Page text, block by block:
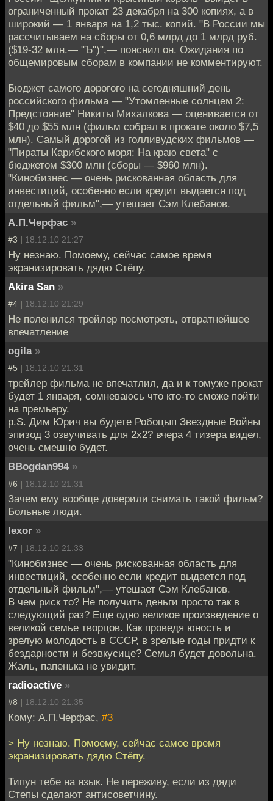
ограниченный прокат 23 декабря на 300 копиях, а в
широкий — 1 января на 1,2 тыс. копий. "В России мы
рассчитываем на сборы от 0,6 млрд до 1 млрд руб.
($19-32 млн.— "Ъ")",— пояснил он. Ожидания по
общемировым сборам в компании не комментируют.
Бюджет самого дорогого на сегодняшний день
российского фильма — "Утомленные солнцем 2:
Предстояние" Никиты Михалкова — оценивается от
$40 до $55 млн (фильм собрал в прокате около $7,5
млн). Самый дорогой из голливудских фильмов —
"Пираты Карибского моря: На краю света" с
бюджетом $300 млн (сборы — $960 млн).
"Кинобизнес — очень рискованная область для
инвестиций, особенно если кредит выдается под
отдельный фильм",— утешает Сэм Клебанов.
А.П.Черфас »
#3 | 18.12.10 21:27
Ну незнаю. Помоему, сейчас самое время
экранизировать дядю Стёпу.
Akira San »
#4 | 18.12.10 21:29
Не поленился трейлер посмотреть, отвратнейшее
впечатление
ogila »
#5 | 18.12.10 21:31
трейлер фильма не впечатлил, да и к томуже прокат
будет 1 января, сомневаюсь что кто-то сможе пойти
на премьеру.
p.S. Дим Юрич вы будете Робоцып Звездные Войны
эпизод 3 озвучивать для 2х2? вчера 4 тизера видел,
очень смешно будет.
BBogdan994 »
#6 | 18.12.10 21:31
Зачем ему вообще доверили снимать такой фильм?
Больные люди.
lexor »
#7 | 18.12.10 21:33
"Кинобизнес — очень рискованная область для
инвестиций, особенно если кредит выдается под
отдельный фильм",— утешает Сэм Клебанов.
В чем риск то? Не получить деньги просто так в
следующий раз? Еще одно великое произведение о
великой семье творцов. Как проведя юность и
зрелую молодость в СССР, в зрелые годы придти к
бездарности и безвкусице? Семья будет довольна.
Жаль, папенька не увидит.
radioactive »
#8 | 18.12.10 21:35
Кому: А.П.Черфас, #3
> Ну незнаю. Помоему, сейчас самое время
экранизировать дядю Стёпу.
Типун тебе на язык. Не переживу, если из дяди
Степы сделают антисоветчину.